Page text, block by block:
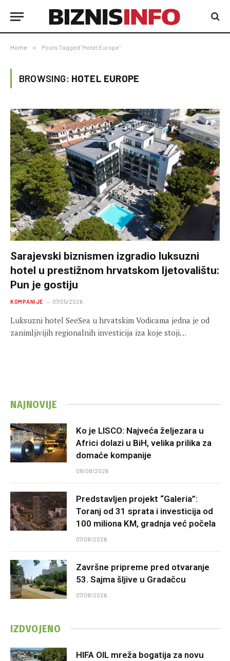
Home » Posts Tagged "Hotel Europe"
BROWSING: HOTEL EUROPE
Sarajevski biznismen izgradio luksuzni
hotel u prestižnom hrvatskom ljetovalištu:
Pun je gostiju
KOMPANIJE 07/05/2026
Luksuzni hotel SeeSea u hrvatskim Vodicama jedna je od
zanimljivijih regionalnih investicija iza koje stoji…
NAJNOVIJE
Ko je LISCO: Najveća željezara u
Africi dolazi u BiH, velika prilika za
domaće kompanije
08/08/2026
Predstavljen projekt “Galeria”:
Toranj od 31 sprata i investicija od
100 miliona KM, gradnja već počela
07/08/2026
Završne pripreme pred otvaranje
53. Sajma šljive u Gradačcu
07/08/2026
IZDVOJENO
HIFA OIL mreža bogatija za novu